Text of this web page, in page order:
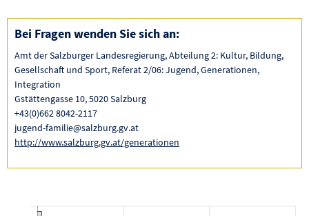
Bei Fragen wenden Sie sich an:
Amt der Salzburger Landesregierung, Abteilung 2: Kultur, Bildung,
Gesellschaft und Sport, Referat 2/06: Jugend, Generationen,
Integration
Gstättengasse 10, 5020 Salzburg
+43(0)662 8042-2117
jugend-familie@salzburg.gv.at
http://www.salzburg.gv.at/generationen